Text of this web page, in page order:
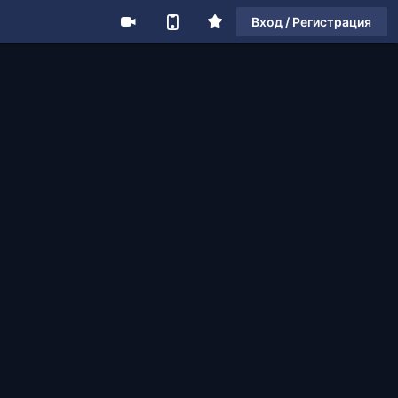
Вход / Регистрация